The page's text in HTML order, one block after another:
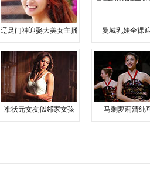
辽足门神迎娶大美女主播 曼城乳娃全裸
准状元女友似邻家女孩 马刺萝莉清纯